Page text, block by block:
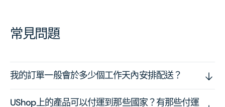
常見問題
我的訂單一般會於多少個工作天內安排配送？
UShop上的產品可以付運到那些國家？有那些付運